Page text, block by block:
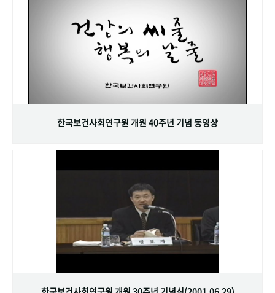
한국보건사회연구원 개원 40주년 기념 동영상